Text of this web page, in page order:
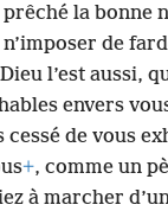
la bonne
de
l’est aussi,
envers
cessé de vous
+, comme un
à marcher